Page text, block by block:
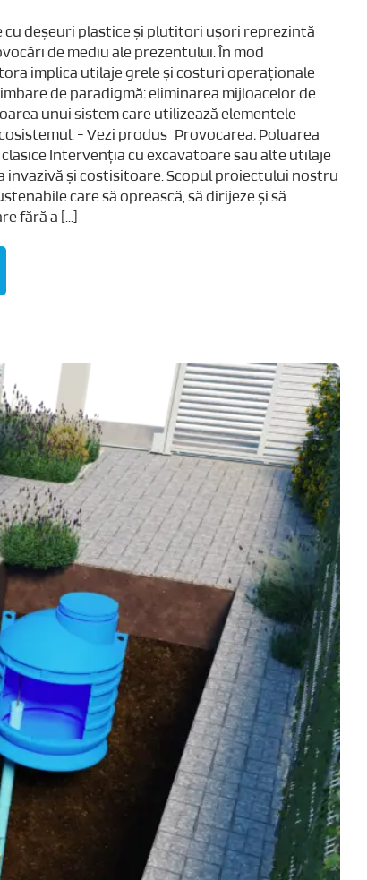
deșeuri plastice și plutitori ușori reprezintă
de mediu ale prezentului. În mod
implica utilaje grele și costuri operaționale
de paradigmă: eliminarea mijloacelor de
unui sistem care utilizează elementele
- Vezi produs Provocarea: Poluarea
Intervenția cu excavatoare sau alte utilaje
invazivă și costisitoare. Scopul proiectului nostru
care să oprească, să dirijeze și să
fără a [...]